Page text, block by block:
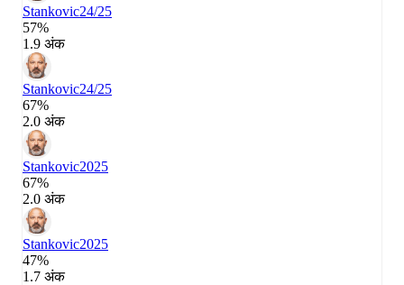
Stankovic24/25
57%
1.9 अंक
Stankovic24/25
67%
2.0 अंक
Stankovic2025
67%
2.0 अंक
Stankovic2025
47%
1.7 अंक